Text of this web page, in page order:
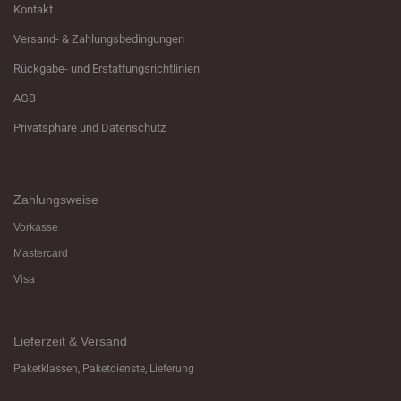
Kontakt
Versand- & Zahlungsbedingungen
Rückgabe- und Erstattungsrichtlinien
AGB
Privatsphäre und Datenschutz
Zahlungsweise
Vorkasse
Mastercard
Visa
Lieferzeit & Versand
Paketklassen, Paketdienste, Lieferung